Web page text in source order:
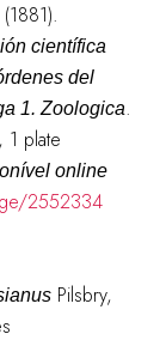
científica
del
1. Zoologica.
1 plate
online
2552334
Pilsbry,